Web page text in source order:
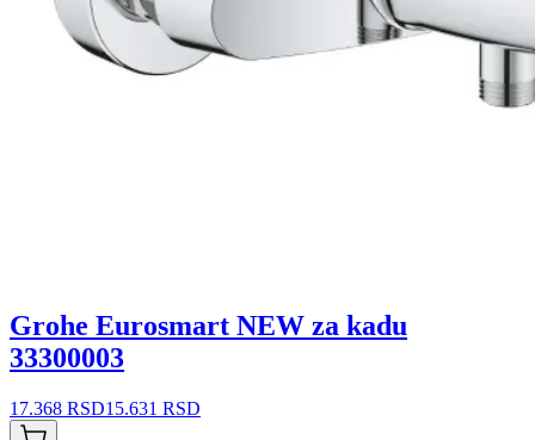
Grohe Eurosmart NEW za kadu
33300003
17.368 RSD15.631 RSD